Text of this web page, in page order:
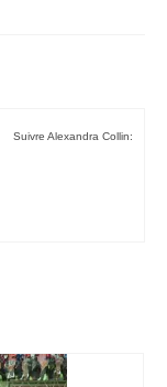
Suivre Alexandra Collin: